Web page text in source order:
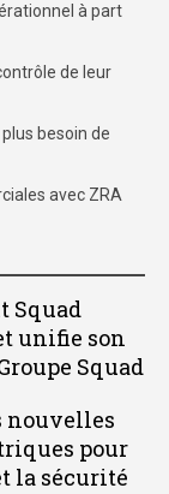
à part
de leur
plus besoin de
avec ZRA
Squad
unifie son
Squad
nouvelles
pour
la sécurité